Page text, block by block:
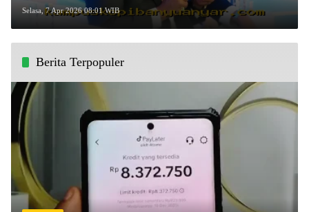
ASEAN!
Selasa, 7 Apr 2026 08:01 WIB
Berita Terpopuler